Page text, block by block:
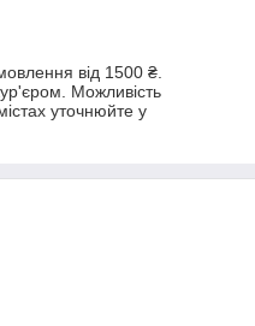
від 1500 ₴.
Можливість
уточнюйте у